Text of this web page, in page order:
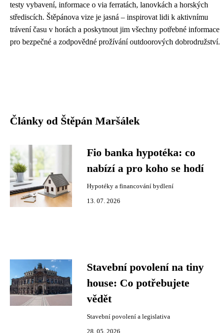
testy vybavení, informace o via ferratách, lanovkách a horských
střediscích. Štěpánova vize je jasná – inspirovat lidi k aktivnímu
trávení času v horách a poskytnout jim všechny potřebné informace
pro bezpečné a zodpovědné prožívání outdoorových dobrodružství.
Články od Štěpán Maršálek
Fio banka hypotéka: co
nabízí a pro koho se hodí
Hypotéky a financování bydlení
13. 07. 2026
Stavební povolení na tiny
house: Co potřebujete
vědět
Stavební povolení a legislativa
28. 05. 2026